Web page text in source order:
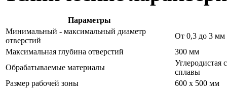
Параметры
Минимальный - максимальный диаметр
отверстий
От 0,3 до 3 мм
Максимальная глубина отверстий
300 мм
Обрабатываемые материалы
Углеродистая
сплавы
Размер рабочей зоны
600 х 500 мм